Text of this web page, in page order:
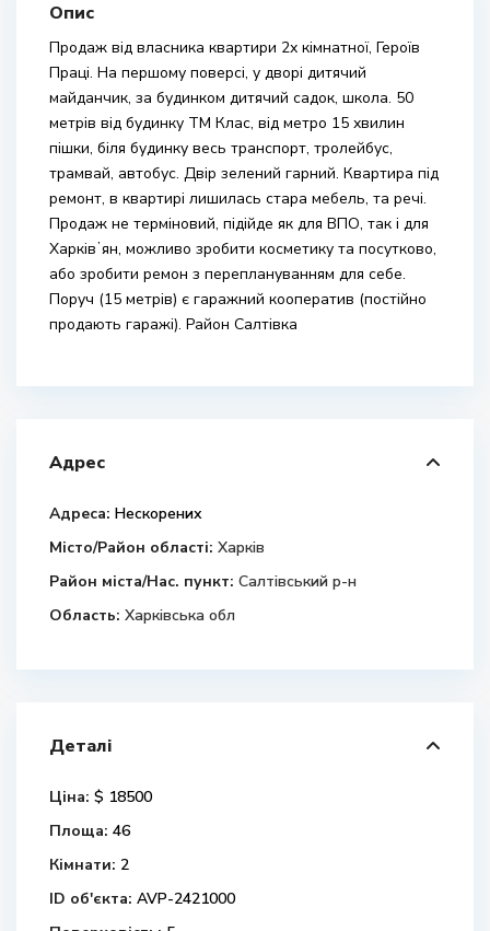
Опис
Продаж від власника квартири 2х кімнатної, Героїв
Праці. На першому поверсі, у дворі дитячий
майданчик, за будинком дитячий садок, школа. 50
метрів від будинку ТМ Клас, від метро 15 хвилин
пішки, біля будинку весь транспорт, тролейбус,
трамвай, автобус. Двір зелений гарний. Квартира під
ремонт, в квартирі лишилась стара мебель, та речі.
Продаж не терміновий, підійде як для ВПО, так і для
Харківʼян, можливо зробити косметику та посутково,
або зробити ремон з переплануванням для себе.
Поруч (15 метрів) є гаражний кооператив (постійно
продають гаражі). Район Салтівка
Адрес
Адреса: Нескорених
Місто/Район області: Харків
Район міста/Нас. пункт: Салтівський р-н
Область: Харківська обл
Деталі
Ціна: $ 18500
Площа: 46
Кімнати: 2
ID об'єкта: AVP-2421000